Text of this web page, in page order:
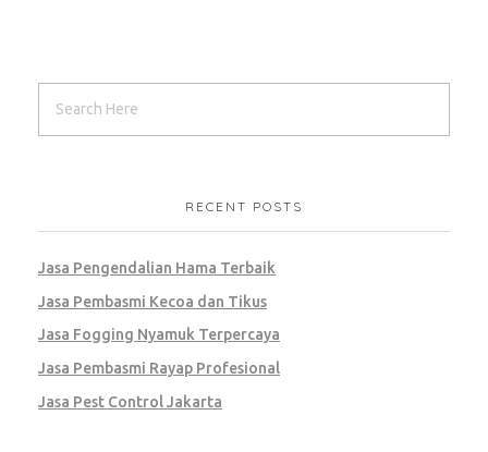
RECENT POSTS
Jasa Pengendalian Hama Terbaik
Jasa Pembasmi Kecoa dan Tikus
Jasa Fogging Nyamuk Terpercaya
Jasa Pembasmi Rayap Profesional
Jasa Pest Control Jakarta